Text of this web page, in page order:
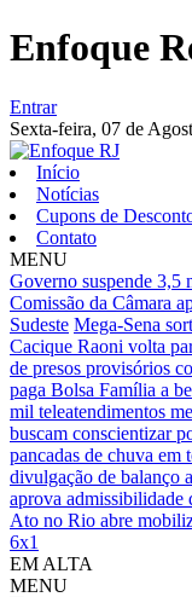
Enfoque
Entrar
Sexta-feira, 07 de
Início
Notícias
Cupons de
Contato
MENU
Governo suspende 3,5
Comissão da Câmara
Sudeste Mega-Sena
Cacique Raoni volta
de presos provisórios
paga Bolsa Família a
mil teleatendimentos
buscam conscientizar
pancadas de chuva em
divulgação de balanço
aprova admissibilidade
Ato no Rio abre
6x1
EM ALTA
MENU